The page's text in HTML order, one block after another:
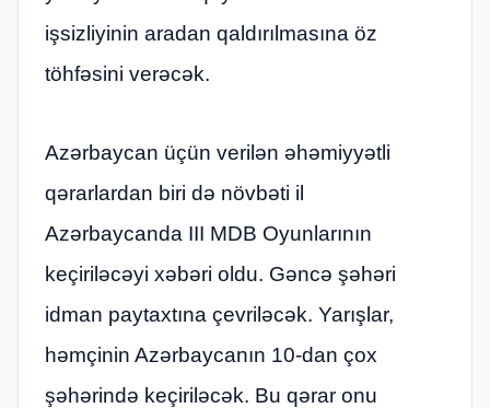
işsizliyinin aradan qaldırılmasına öz
töhfəsini verəcək.
Azərbaycan üçün verilən əhəmiyyətli
qərarlardan biri də növbəti il
Azərbaycanda III MDB Oyunlarının
keçiriləcəyi xəbəri oldu. Gəncə şəhəri
idman paytaxtına çevriləcək. Yarışlar,
həmçinin Azərbaycanın 10-dan çox
şəhərində keçiriləcək. Bu qərar onu